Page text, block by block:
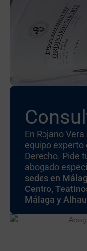
En Rojano
equipo experto
Derecho. Pide
abogado
sedes en
Centro,
Málaga y